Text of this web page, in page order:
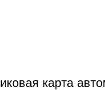
карта